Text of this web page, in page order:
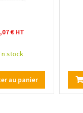
,07 € HT
stock
au panier